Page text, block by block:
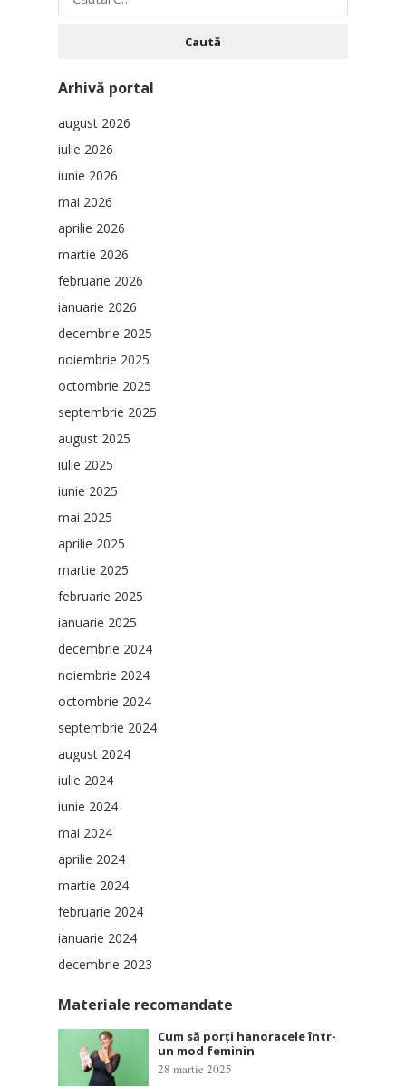
după:
Arhivă portal
august 2026
iulie 2026
iunie 2026
mai 2026
aprilie 2026
martie 2026
februarie 2026
ianuarie 2026
decembrie 2025
noiembrie 2025
octombrie 2025
septembrie 2025
august 2025
iulie 2025
iunie 2025
mai 2025
aprilie 2025
martie 2025
februarie 2025
ianuarie 2025
decembrie 2024
noiembrie 2024
octombrie 2024
septembrie 2024
august 2024
iulie 2024
iunie 2024
mai 2024
aprilie 2024
martie 2024
februarie 2024
ianuarie 2024
decembrie 2023
Materiale recomandate
Cum să porți hanoracele într-
un mod feminin
28 martie 2025